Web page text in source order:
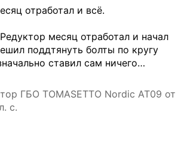
отработал и всё.
Редуктор месяц отработал и начал
поддтянуть болты по кругу
ставил сам ничего…
ГБО TOMASETTO Nordic AT09 от
с.